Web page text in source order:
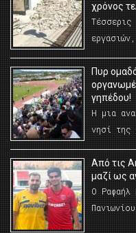
χρόνος
Πυρ
γηπέδου!
Η μια
νησί της
Από τις
μαζί ως
Ο Ραφαήλ